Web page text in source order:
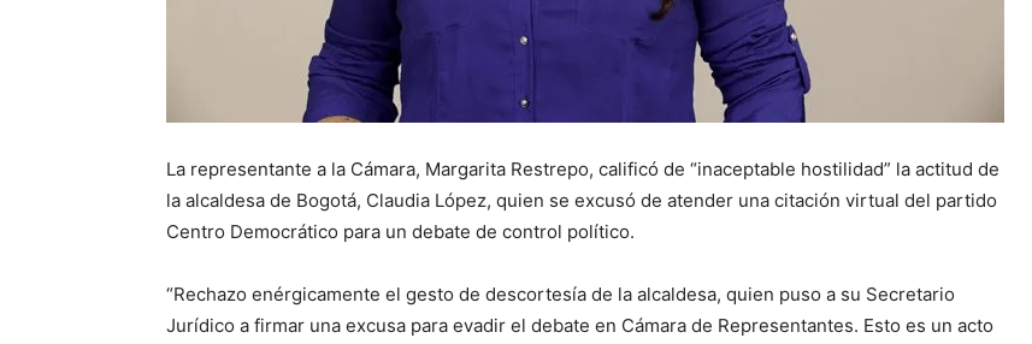
La representante a la Cámara, Margarita Restrepo, calificó de “inaceptable hostilidad” la actitud de
la alcaldesa de Bogotá, Claudia López, quien se excusó de atender una citación virtual del partido
Centro Democrático para un debate de control político.
“Rechazo enérgicamente el gesto de descortesía de la alcaldesa, quien puso a su Secretario
Jurídico a firmar una excusa para evadir el debate en Cámara de Representantes. Esto es un acto